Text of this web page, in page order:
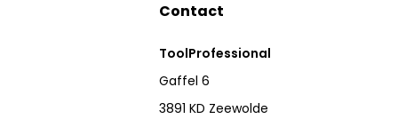
Contact
ToolProfessional
Gaffel 6
3891 KD Zeewolde